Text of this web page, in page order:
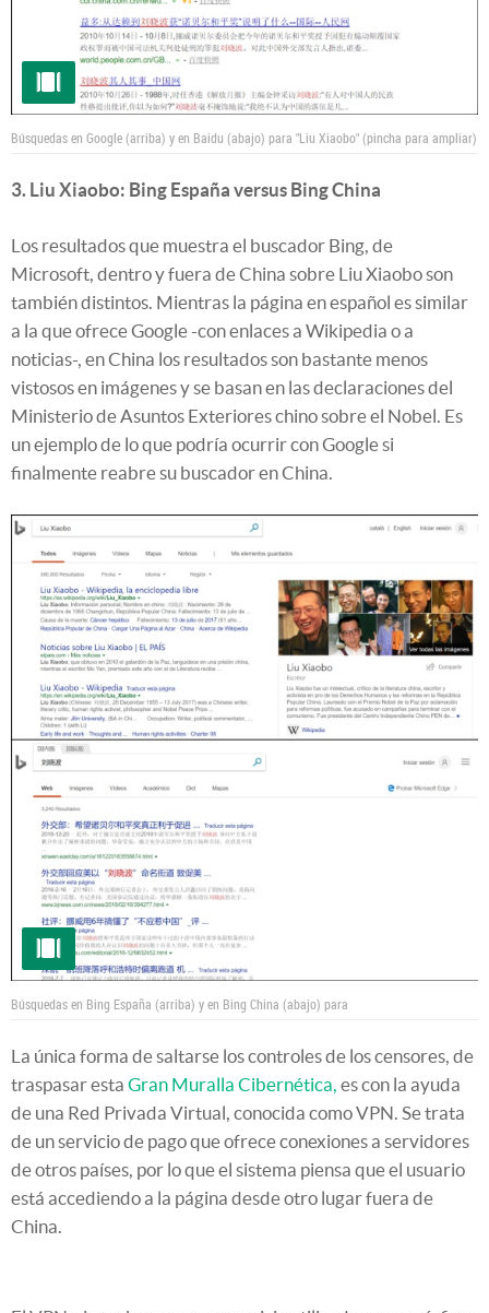
Búsquedas en Google (arriba) y en Baidu (abajo) para "Liu Xiaobo" (pincha para ampliar)
3. Liu Xiaobo: Bing España versus Bing China
Los resultados que muestra el buscador Bing, de
Microsoft, dentro y fuera de China sobre Liu Xiaobo son
también distintos. Mientras la página en español es similar
a la que ofrece Google -con enlaces a Wikipedia o a
noticias-, en China los resultados son bastante menos
vistosos en imágenes y se basan en las declaraciones del
Ministerio de Asuntos Exteriores chino sobre el Nobel. Es
un ejemplo de lo que podría ocurrir con Google si
finalmente reabre su buscador en China.
Búsquedas en Bing España (arriba) y en Bing China (abajo) para
La única forma de saltarse los controles de los censores, de
traspasar esta Gran Muralla Cibernética, es con la ayuda
de una Red Privada Virtual, conocida como VPN. Se trata
de un servicio de pago que ofrece conexiones a servidores
de otros países, por lo que el sistema piensa que el usuario
está accediendo a la página desde otro lugar fuera de
China.